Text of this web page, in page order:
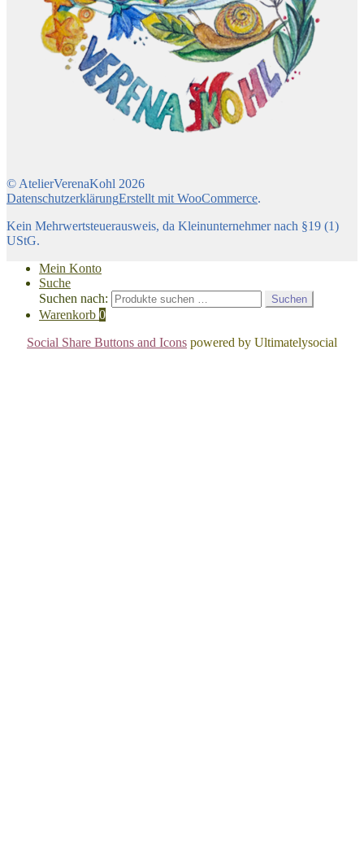
© AtelierVerenaKohl 2026
DatenschutzerklärungErstellt mit WooCommerce.
Kein Mehrwertsteuerausweis, da Kleinunternehmer nach §19 (1)
UStG.
Mein Konto
Suche
Suchen nach:
Suchen
Warenkorb 0
Social Share Buttons and Icons powered by Ultimatelysocial